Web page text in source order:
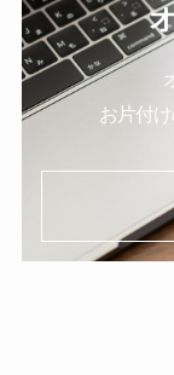
お片付